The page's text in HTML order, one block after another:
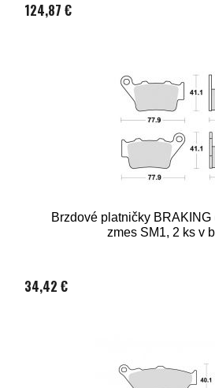
124,87 €
Brzdové platničky BRAKING
zmes SM1, 2 ks v
34,42 €